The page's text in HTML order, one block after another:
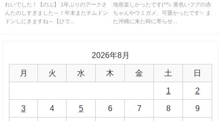
れいでした！【のぶ】 1年ぶりのアークさ
んたのしすぎました～！年末またチムドン
ドンしにきますね～【ひで...
地形楽しかったです(^^♪ 黄色いフグの赤
ちゃんやウミガメ、可愛かったです✨ ま
た沖縄に来た時に寄らせ...
2026年8月
月 火 水 木 金 土 日
1 2
3 4 5 6 7 8 9